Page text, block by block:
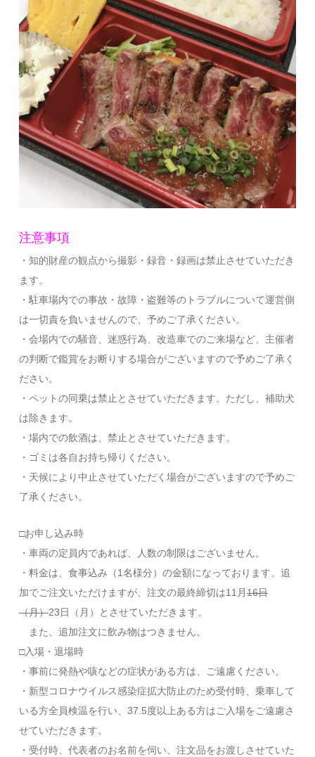
注意事項
・知的財産の観点から撮影・録音・録画は禁止させていただき
ます。
・駐車場内での事故・故障・盗難等のトラブルについて運営側
は一切責を負いませんので、予めご了承ください。
・会場内での騒音、迷惑行為、改造車でのご来場など、主催者
の判断で鑑賞をお断りする場合がございますので予めご了承く
ださい。
・ペットの同乗は禁止とさせていただきます。ただし、補助犬
は除きます。
・場内での飲酒は、禁止とさせていただきます。
・ゴミは各自お持ち帰りください。
・天候により中止させていただく場合がございますので予めご
了承ください。
□お申し込み時
・車両の定員内であれば、人数の制限はございません。
・料金は、食事込み（1名様分）の金額になっております。追
加でご注文いただけますが、注文の最終締切は11月16日
（月）23日（月）とさせていただきます。
また、追加注文に飲み物はつきません。
□入場・退場時
・事前に発熱や咳などの症状がある方は、ご遠慮ください。
・新型コロナウイルス感染症拡大防止のため受付時、乗車して
いる方全員検温を行い、37.5度以上ある方はご入場をご遠慮さ
せていただきます。
・受付時、代表者のお名前を伺い、注文品をお渡しさせていた